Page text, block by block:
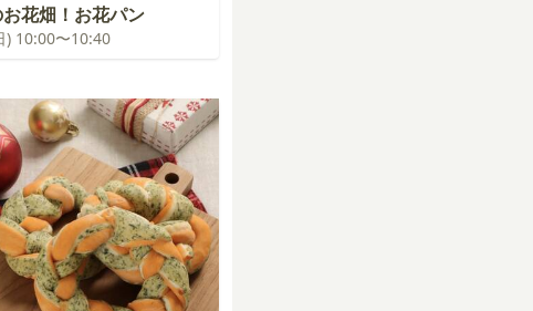
花畑！お花パン
) 10:00〜10:40